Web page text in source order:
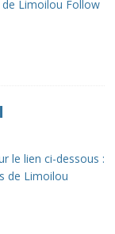
de Limoilou Follow
le lien ci-dessous :
de Limoilou